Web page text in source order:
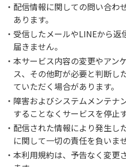
配信情報に関しての問い合わ
あります。
受信したメールやLINEから返
届きません。
本サービス内容の変更やアン
ス、その他町が必要と判断し
ていただく場合があります。
障害およびシステムメンテナ
することなくサービスを停止
配信された情報により発生し
に関して一切の責任を負いま
本利用規約は、予告なく変更